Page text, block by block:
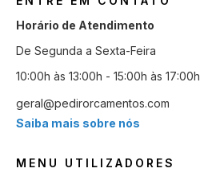
Horário de Atendimento
De Segunda a Sexta-Feira
10:00h às 13:00h - 15:00h às 17:00h
geral@pedirorcamentos.com
Saiba mais sobre nós
MENU UTILIZADORES